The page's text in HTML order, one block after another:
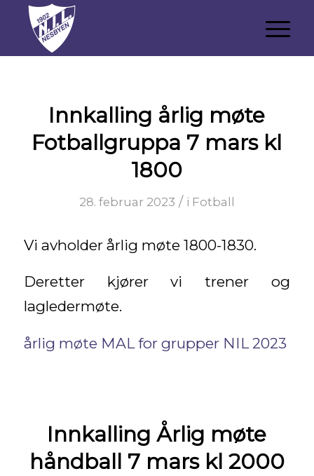
Innkalling årlig møte
Fotballgruppa 7 mars kl
1800
28. februar 2023 / i Fotball
Vi avholder årlig møte 1800-1830.
Deretter kjører vi trener og
lagledermøte.
årlig møte MAL for grupper NIL 2023
Innkalling Årlig møte
håndball 7 mars kl 2000